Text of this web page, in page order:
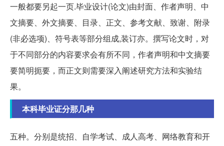
一般都要另起一页.毕业设计(论文)由封面、作者声明、中
文摘要、外文摘要、目录、正文、参考文献、致谢、附录
(非必选项)、符号表等部分组成,装订亦。撰写论文时，对
于不同部分的内容要求会有所不同，作者声明和中文摘要
要简明扼要，而正文则需要深入阐述研究方法和实验结
果。
本科毕业证分那几种
五种。分别是统招、自学考试、成人高考、网络教育和开